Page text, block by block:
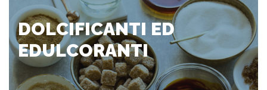
DOLCIFICANTI ED
EDULCORANTI